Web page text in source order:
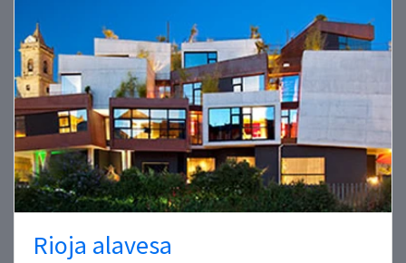
Rioja alavesa